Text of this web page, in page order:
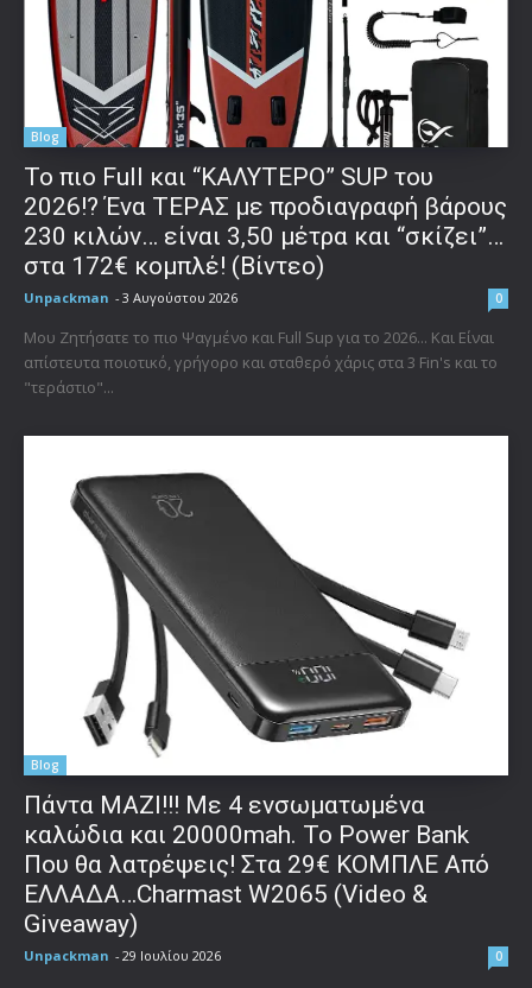
Blog
To πιο Full και “ΚΑΛΥΤΕΡΟ” SUP του
2026!? Ένα ΤΕΡΑΣ με προδιαγραφή βάρους
230 κιλών… είναι 3,50 μέτρα και “σκίζει”…
στα 172€ κομπλέ! (Βίντεο)
Unpackman - 3 Αυγούστου 2026 0
Μου Ζητήσατε το πιο Ψαγμένο και Full Sup για το 2026... Και Είναι
απίστευτα ποιοτικό, γρήγορο και σταθερό χάρις στα 3 Fin's και το
"τεράστιο"...
Blog
Πάντα ΜΑΖΙ!!! Με 4 ενσωματωμένα
καλώδια και 20000mah. Το Power Bank
Που θα λατρέψεις! Στα 29€ ΚΟΜΠΛΕ Από
ΕΛΛΑΔΑ…Charmast W2065 (Video &
Giveaway)
Unpackman - 29 Ιουλίου 2026 0